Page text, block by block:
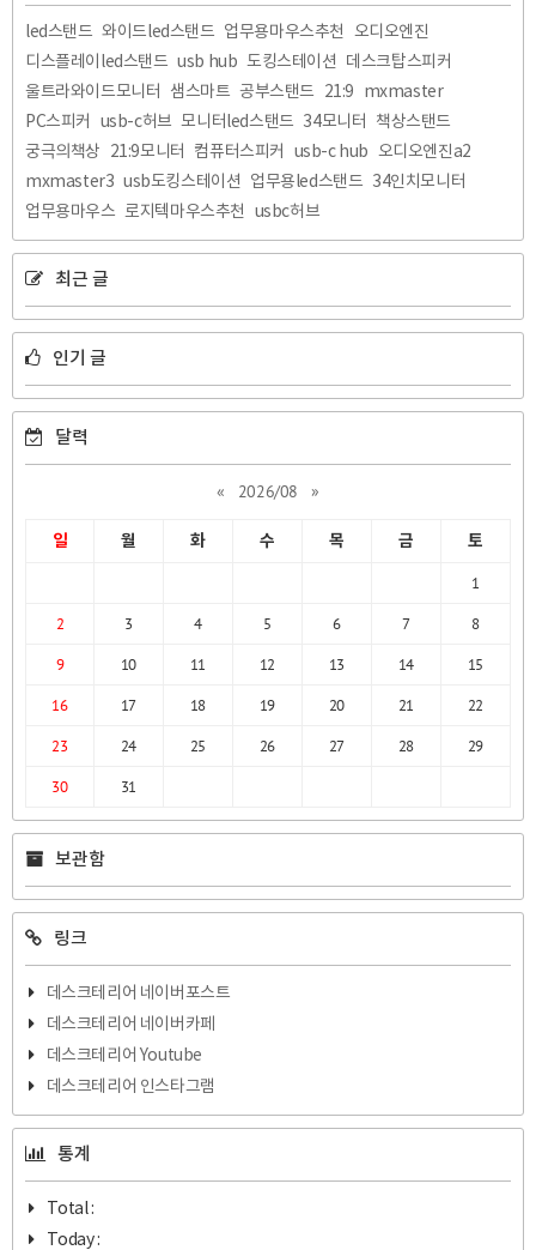
led스탠드 와이드led스탠드 업무용마우스추천
오디오엔진
디스플레이led스탠드 usb hub 도킹스테이션
데스크탑스피커
울트라와이드모니터
샘스마트 공부스탠드 21:9
mxmaster
PC스피커
usb-c허브 모니터led스탠드 34모니터
책상스탠드
궁극의책상
21:9모니터 컴퓨터스피커 usb-c hub 오디오엔진a2
mxmaster3 usb도킹스테이션 업무용led스탠드 34인치모니터
업무용마우스 로지텍마우스추천 usbc허브
최근 글
인기 글
달력
« 2026/08 »
일 월 화 수 목 금 토
1
2
3 4 5 6 7
8
9
10 11 12 13 14
15
16
17 18 19 20 21
22
23
24 25 26 27 28
29
30
31
보관함
링크
데스크테리어 네이버포스트
데스크테리어 네이버카페
데스크테리어 Youtube
데스크테리어 인스타그램
통계
Total :
Today :